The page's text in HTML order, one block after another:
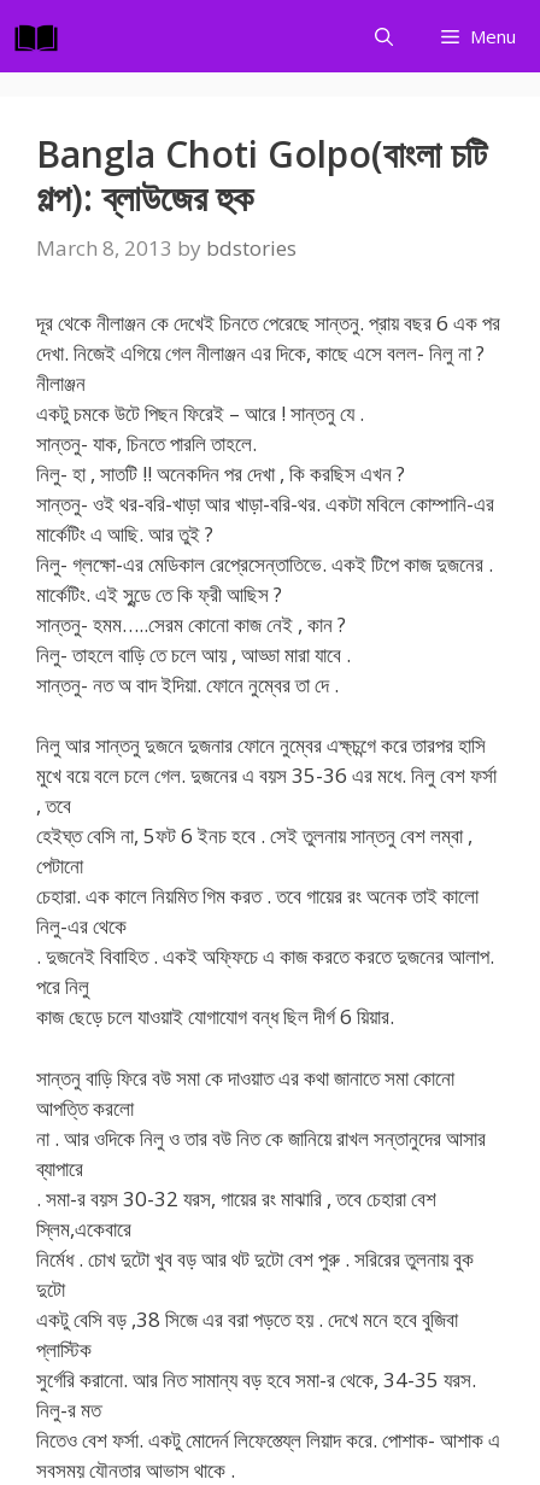
to
content
Menu
Bangla Choti Golpo(বাংলা চটি
গল্প): ব্লাউজের হুক
March 8, 2013 by bdstories
দূর থেকে নীলাঞ্জন কে দেখেই চিনতে পেরেছে সান্তনু. প্রায় বছর 6 এক পর
দেখা. নিজেই এগিয়ে গেল নীলাঞ্জন এর দিকে, কাছে এসে বলল- নিলু না ?
নীলাঞ্জন
একটু চমকে উটে পিছন ফিরেই – আরে ! সান্তনু যে .
সান্তনু- যাক, চিনতে পারলি তাহলে.
নিলু- হা , সাতটি !! অনেকদিন পর দেখা , কি করছিস এখন ?
সান্তনু- ওই থর-বরি-খাড়া আর খাড়া-বরি-থর. একটা মবিলে কোম্পানি-এর
মার্কেটিং এ আছি. আর তুই ?
নিলু- গ্লক্ষো-এর মেডিকাল রেপ্রেসেন্তাতিভে. একই টিপে কাজ দুজনের .
মার্কেটিং. এই সুন্ডে তে কি ফ্রী আছিস ?
সান্তনু- হমম…..সেরম কোনো কাজ নেই , কান ?
নিলু- তাহলে বাড়ি তে চলে আয় , আড্ডা মারা যাবে .
সান্তনু- নত অ বাদ ইদিয়া. ফোনে নুম্বের তা দে .
নিলু আর সান্তনু দুজনে দুজনার ফোনে নুম্বের এক্ষ্চন্গে করে তারপর হাসি
মুখে বয়ে বলে চলে গেল. দুজনের এ বয়স 35-36 এর মধে. নিলু বেশ ফর্সা
, তবে
হেইঘ্ত বেসি না, 5ফট 6 ইনচ হবে . সেই তুলনায় সান্তনু বেশ লম্বা ,
পেটানো
চেহারা. এক কালে নিয়মিত গিম করত . তবে গায়ের রং অনেক তাই কালো
নিলু-এর থেকে
. দুজনেই বিবাহিত . একই অফ্ফিচে এ কাজ করতে করতে দুজনের আলাপ.
পরে নিলু
কাজ ছেড়ে চলে যাওয়াই যোগাযোগ বন্ধ ছিল দীর্গ 6 য়িয়ার.
সান্তনু বাড়ি ফিরে বউ সমা কে দাওয়াত এর কথা জানাতে সমা কোনো
আপত্তি করলো
না . আর ওদিকে নিলু ও তার বউ নিত কে জানিয়ে রাখল সন্তানুদের আসার
ব্যাপারে
. সমা-র বয়স 30-32 যরস, গায়ের রং মাঝারি , তবে চেহারা বেশ
স্লিম,একেবারে
নির্মেধ . চোখ দুটো খুব বড় আর থট দুটো বেশ পুরু . সরিরের তুলনায় বুক
দুটো
একটু বেসি বড় ,38 সিজে এর বরা পড়তে হয় . দেখে মনে হবে বুজিবা
প্লাস্টিক
সুর্গেরি করানো. আর নিত সামান্য বড় হবে সমা-র থেকে, 34-35 যরস.
নিলু-র মত
নিতেও বেশ ফর্সা. একটু মোদের্ন লিফেস্ত্য্লে লিয়াদ করে. পোশাক- আশাক এ
সবসময় যৌনতার আভাস থাকে .